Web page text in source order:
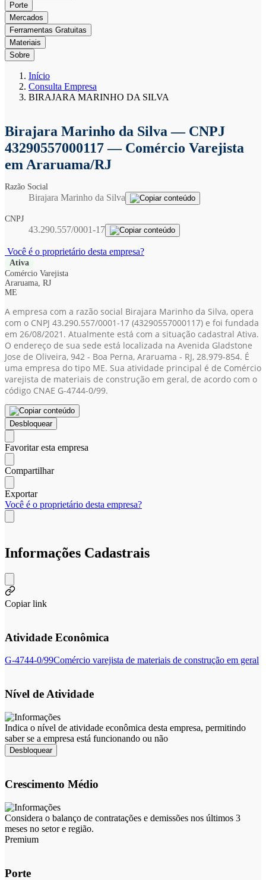
Porte
Mercados
Ferramentas Gratuitas
Materiais
Sobre
Início
Consulta Empresa
BIRAJARA MARINHO DA SILVA
Birajara Marinho da Silva— CNPJ
43290557000117 — Comércio Varejista
em Araruama/RJ
Razão Social
Birajara Marinho da Silva
CNPJ
43.290.557/0001-17
Você é o proprietário desta empresa?
Ativa
Comércio Varejista
Araruama, RJ
ME
A empresa com a razão social Birajara Marinho da Silva, opera
com o CNPJ 43.290.557/0001-17 (43290557000117) e foi fundada
em 26/08/2021. Atualmente está com a situação cadastral Ativa.
O endereço de sua sede está localizada na Avenida Gladstone
Jose de Oliveira, 942 - Boa Perna, Araruama - RJ, 28.979-854. É
uma empresa do tipo ME. Sua atividade principal é de Comércio
varejista de materiais de construção em geral, de acordo com o
código CNAE G-4744-0/99.
Desbloquear
Favoritar esta empresa
Compartilhar
Exportar
Você é o proprietário desta empresa?
Informações Cadastrais
Copiar link
Atividade Econômica
G-4744-0/99Comércio varejista de materiais de construção em geral
Nível de Atividade
Indica o nível de atividade econômica desta empresa, permitindo
saber se a empresa está funcionando ou não
Desbloquear
Crescimento Médio
Considera o balanço de contratações e demissões nos últimos 3
meses no setor e região.
Premium
Porte